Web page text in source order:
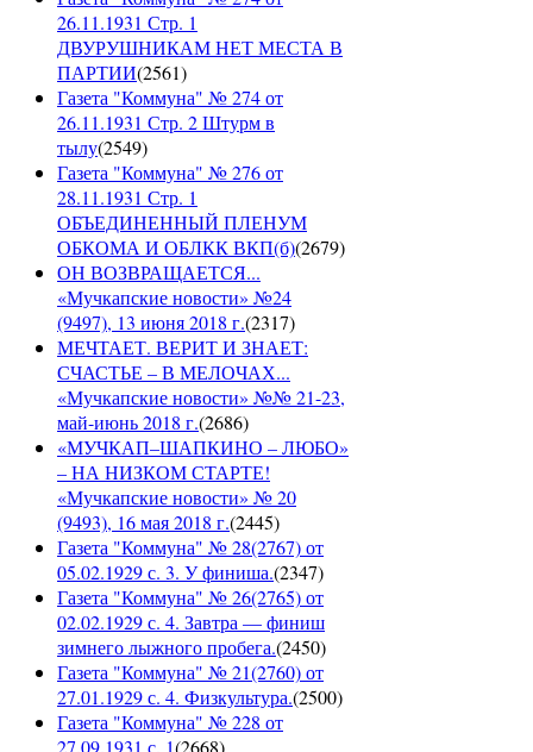
26.11.1931 Стр. 1
ДВУРУШНИКАМ НЕТ МЕСТА В
ПАРТИИ(2561)
Газета "Коммуна" № 274 от
26.11.1931 Стр. 2 Штурм в
тылу(2549)
Газета "Коммуна" № 276 от
28.11.1931 Стр. 1
ОБЪЕДИНЕННЫЙ ПЛЕНУМ
ОБКОМА И ОБЛКК ВКП(б)(2679)
ОН ВОЗВРАЩАЕТСЯ...
«Мучкапские новости» №24
(9497), 13 июня 2018 г.(2317)
МЕЧТАЕТ. ВЕРИТ И ЗНАЕТ:
СЧАСТЬЕ – В МЕЛОЧАХ...
«Мучкапские новости» №№ 21-23,
май-июнь 2018 г.(2686)
«МУЧКАП–ШАПКИНО – ЛЮБО»
– НА НИЗКОМ СТАРТЕ!
«Мучкапские новости» № 20
(9493), 16 мая 2018 г.(2445)
Газета "Коммуна" № 28(2767) от
05.02.1929 с. 3. У финиша.(2347)
Газета "Коммуна" № 26(2765) от
02.02.1929 с. 4. Завтра — финиш
зимнего лыжного пробега.(2450)
Газета "Коммуна" № 21(2760) от
27.01.1929 с. 4. Физкультура.(2500)
Газета "Коммуна" № 228 от